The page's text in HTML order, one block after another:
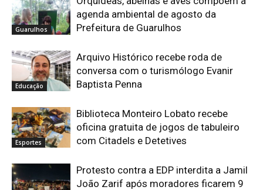
Guarulhos
agenda ambiental de agosto da
Prefeitura de Guarulhos
Educação
Arquivo Histórico recebe roda de
conversa com o turismólogo Evanir
Baptista Penna
Esportes
Biblioteca Monteiro Lobato recebe
oficina gratuita de jogos de tabuleiro
com Citadels e Detetives
Protesto contra a EDP interdita a Jamil
João Zarif após moradores ficarem 9